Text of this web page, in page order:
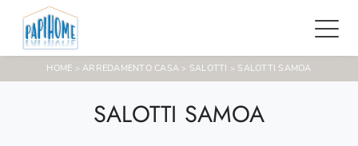
HOME >ARREDAMENTO CASA > SALOTTI > SALOTTI SAMOA
SALOTTI SAMOA